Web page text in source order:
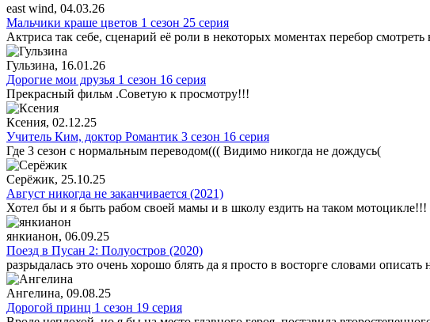
east wind, 04.03.26
Мальчики краше цветов 1 сезон 25 серия
Актриса так себе, сценарий её роли в некоторых моментах перебор
Гульзина, 16.01.26
Дорогие мои друзья 1 сезон 16 серия
Прекрасный фильм .Советую к просмотру!!!
Ксения, 02.12.25
Учитель Ким, доктор Романтик 3 сезон 16 серия
Где 3 сезон с нормальным переводом((( Видимо никогда не дождусь(
Серёжик, 25.10.25
Август никогда не заканчивается (2021)
Хотел бы и я быть рабом своей мамы и в школу ездить на таком мотоцикле!!!
янкианон, 06.09.25
Поезд в Пусан 2: Полуостров (2020)
разрыдалась это очень хорошо блять да я просто в восторге словами описать
Ангелина, 09.08.25
Дорогой принц 1 сезон 19 серия